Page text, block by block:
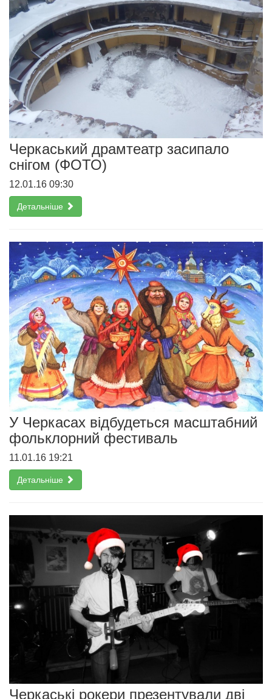
Черкаський драмтеатр засипало
снігом (ФОТО)
12.01.16 09:30
Детальніше
У Черкасах відбудеться масштабний
фольклорний фестиваль
11.01.16 19:21
Детальніше
Черкаські рокери презентували дві